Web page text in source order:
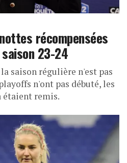
récompensées
23-24
saison régulière n'est pas
n'ont pas débuté, les
étaient remis.